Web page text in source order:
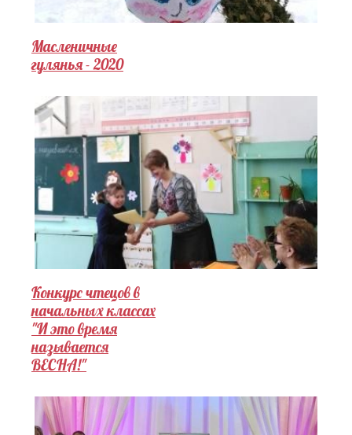
Масленичные
гулянья - 2020
Конкурс чтецов в
начальных классах
"И это время
называется
ВЕСНА!"